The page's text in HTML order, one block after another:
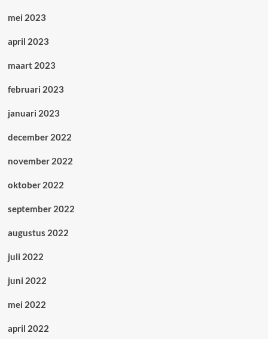
mei 2023
april 2023
maart 2023
februari 2023
januari 2023
december 2022
november 2022
oktober 2022
september 2022
augustus 2022
juli 2022
juni 2022
mei 2022
april 2022